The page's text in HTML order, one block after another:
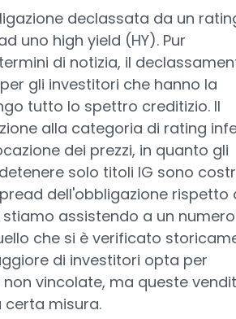
declassata da un
uno high yield (HY). Pur
di notizia, il
gli investitori che hanno la
tutto lo spettro creditizio. Il
alla categoria di rating
dei prezzi, in quanto gli
solo titoli IG sono
dell'obbligazione rispetto
assistendo a un
che si è verificato
di investitori opta per
vincolate, ma queste
misura.